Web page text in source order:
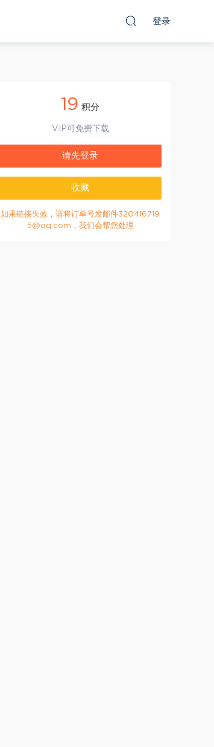
登录
19 积分
VIP可免费下载
请先登录
收藏
如果链接失效，请将订单号发邮件320416719
5@qq.com，我们会帮您处理